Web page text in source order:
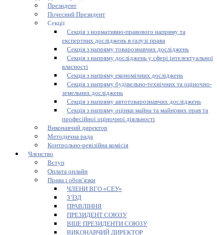
Президент
Почесний Президент
Секції
Секція з нормативно-правового напряму та
експертних досліджень в галузі права
Секція з напряму товарознавчих досліджень
Секція з напряму досліджень у сфері інтелектуальної
власності
Секція з напряму економічних досліджень
Секція з напряму будівельно-технічних та оціночно-
земельних досліджень
Секція з напряму автотоварознавчих досліджень
Секція з напряму оцінки майна та майнових прав та
професійної оціночної діяльності
Виконавчий директор
Методична рада
Контрольно-ревізійна комісія
Членство
Вступ
Оплата онлайн
Права і обов’язки
ЧЛЕНИ ВГО «СЕУ»
З’ЇЗД
ПРАВЛІННЯ
ПРЕЗИДЕНТ СОЮЗУ
ВІЦЕ ПРЕЗИДЕНТИ СОЮЗУ
ВИКОНАВЧИЙ ДИРЕКТОР